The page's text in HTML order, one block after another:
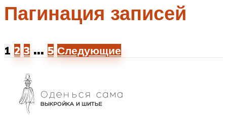
Пагинация записей
1 2 3 … 5 Следующие